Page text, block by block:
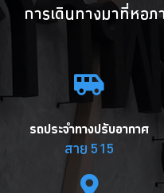
การเดินทางมาที่หอ
รถประจำทางปรับอากาศ
สาย 515